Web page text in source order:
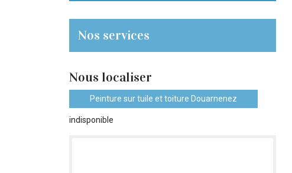
Nos services
Nous localiser
Peinture sur tuile et toiture Douarnenez
indisponible